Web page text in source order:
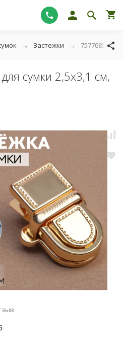
Застежки 7577685
сумки 2,5х3,1 см,